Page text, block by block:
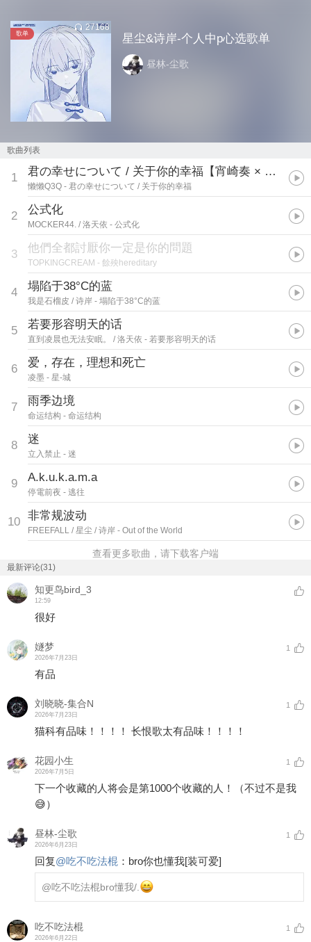
歌单
27168
星尘&诗岸-个人中p心选歌单
昼林-尘歌
歌曲列表
1 君の幸せについて / 关于你的幸福【宵崎奏 × 初音ミク】
懒懒Q3Q - 君の幸せについて / 关于你的幸福
2 公式化
MOCKER44. / 洛天依 - 公式化
3 他們全都討厭你一定是你的問題
TOPKINGCREAM - 餘殃hereditary
4 塌陷于38°C的蓝
我是石榴皮 / 诗岸 - 塌陷于38°C的蓝
5 若要形容明天的话
直到凌晨也无法安眠。 / 洛天依 - 若要形容明天的话
6 爱，存在，理想和死亡
凌墨 - 星-城
7 雨季边境
命运结构 - 命运结构
8 迷
立入禁止 - 迷
9 A.k.u.k.a.m.a
停電前夜 - 逃往
10 非常规波动
FREEFALL / 星尘 / 诗岸 - Out of the World
查看更多歌曲，请下载客户端
最新评论(31)
知更鸟bird_3
12:59
很好
嬘梦
2026年7月23日
1
有品
刘晓晓-集合N
2026年7月23日
1
猫科有品味！！！！ 长恨歌太有品味！！！！
花园小生
2026年7月5日
1
下一个收藏的人将会是第1000个收藏的人！（不过不是我
😅）
昼林-尘歌
2026年6月23日
1
回复@吃不吃法棍 ： bro你也懂我[装可爱]
@吃不吃法棍bro懂我/.
吃不吃法棍
2026年6月22日
1